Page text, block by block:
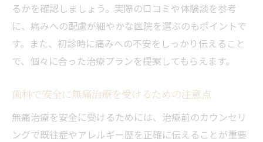
るかを確認しましょう。実際の口コミや体験談を参考
に、痛みへの配慮が細やかな医院を選ぶのもポイントで
す。また、初診時に痛みへの不安をしっかり伝えること
で、個々に合った治療プランを提案してもらえます。
歯科で安全に無痛治療を受けるための注意点
無痛治療を安全に受けるためには、治療前のカウンセリ
ングで既往症やアレルギー歴を正確に伝えることが重要